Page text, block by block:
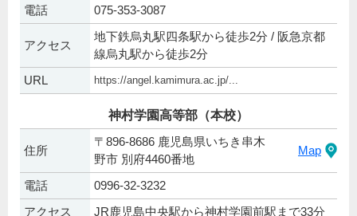
電話 075-353-3087
アクセス
地下鉄烏丸駅四条駅から徒歩2分 / 阪急京都
線烏丸駅から徒歩2分
URL
https://angel.kamimura.ac.jp/...
神村学園高等部（本校）
住所
〒896-8686 鹿児島県いちき串木
野市 別府4460番地
Map
電話
0996-32-3232
アクセス
JR鹿児島中央駅から神村学園前駅まで33分